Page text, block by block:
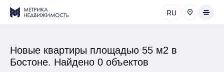
RU
Новые квартиры площадью 55 м2 в
Бостоне. Найдено 0 объектов